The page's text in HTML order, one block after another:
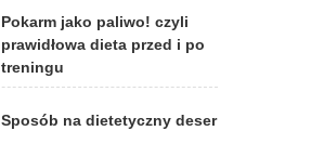
Pokarm jako paliwo! czyli
prawidłowa dieta przed i po
treningu
Sposób na dietetyczny deser